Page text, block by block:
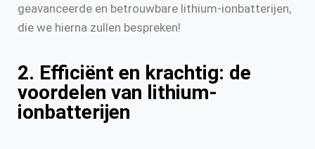
geavanceerde en betrouwbare lithium-ionbatterijen,
die we hierna zullen bespreken!
2. Efficiënt en krachtig: de
voordelen van lithium-
ionbatterijen